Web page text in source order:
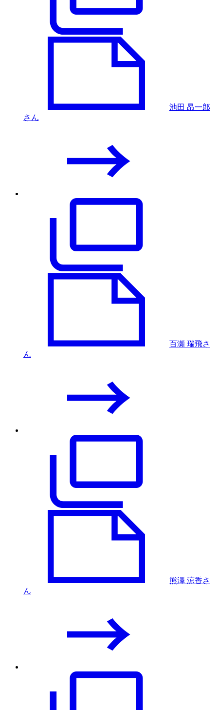
池田 昂一郎
さん
百瀬 瑞飛さ
ん
熊澤 涼香さ
ん